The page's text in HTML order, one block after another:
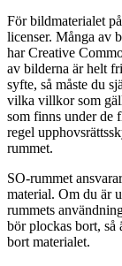
För bildmaterialet
licenser. Många av
har Creative
av bilderna är helt
syfte, så måste du
vilka villkor som
som finns under de
regel
rummet.
SO-rummet
material. Om du är
rummets
bör plockas bort, så
bort materialet.